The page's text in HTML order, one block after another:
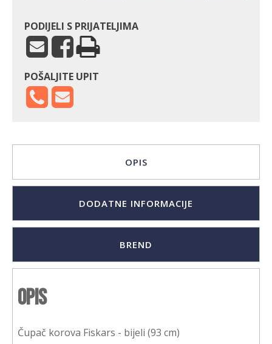
PODIJELI S PRIJATELJIMA
POŠALJITE UPIT
OPIS
DODATNE INFORMACIJE
BREND
Opis
Čupač korova Fiskars - bijeli (93 cm)